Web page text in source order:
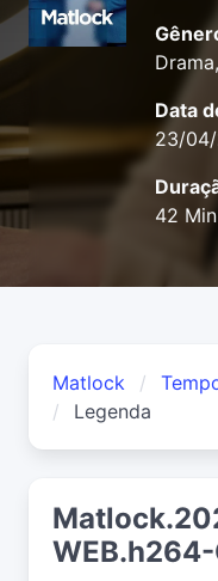
Data
23/
42 Min
Matlock
Legenda
WEB.h264-